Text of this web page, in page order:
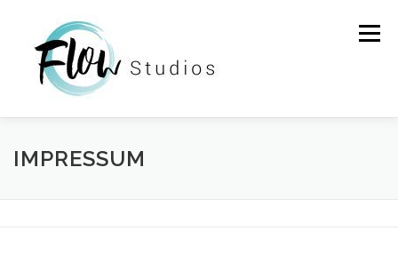
springen
Menü
HOME STUNDENPLAN
IMPRESSUM